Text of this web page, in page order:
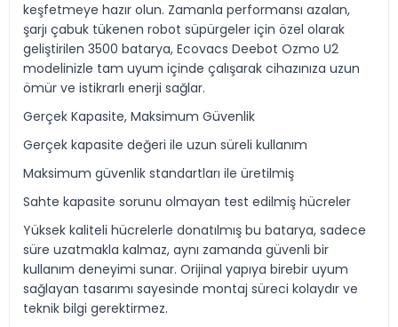
keşfetmeye hazır olun. Zamanla performansı azalan,
şarjı çabuk tükenen robot süpürgeler için özel olarak
geliştirilen 3500 batarya, Ecovacs Deebot Ozmo U2
modelinizle tam uyum içinde çalışarak cihazınıza uzun
ömür ve istikrarlı enerji sağlar.
Gerçek Kapasite, Maksimum Güvenlik
Gerçek kapasite değeri ile uzun süreli kullanım
Maksimum güvenlik standartları ile üretilmiş
Sahte kapasite sorunu olmayan test edilmiş hücreler
Yüksek kaliteli hücrelerle donatılmış bu batarya, sadece
süre uzatmakla kalmaz, aynı zamanda güvenli bir
kullanım deneyimi sunar. Orijinal yapıya birebir uyum
sağlayan tasarımı sayesinde montaj süreci kolaydır ve
teknik bilgi gerektirmez.